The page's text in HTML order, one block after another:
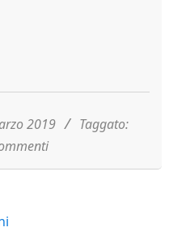
2019
Taggato: